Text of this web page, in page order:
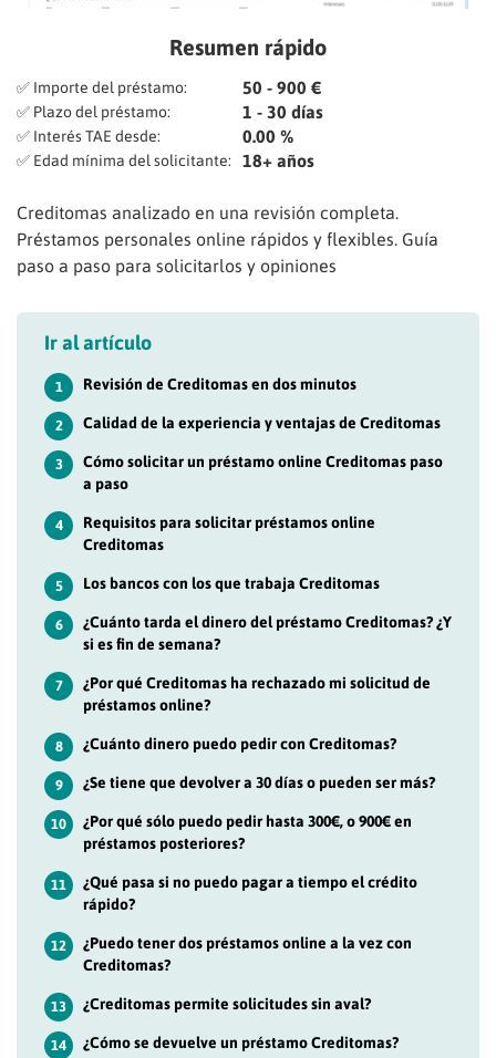
Resumen rápido
✅ Importe del préstamo: 50 - 900 €
✅ Plazo del préstamo: 1 - 30 días
✅ Interés TAE desde: 0.00 %
✅ Edad mínima del solicitante: 18+ años
Creditomas analizado en una revisión completa.
Préstamos personales online rápidos y flexibles. Guía
paso a paso para solicitarlos y opiniones
Ir al artículo
1 Revisión de Creditomas en dos minutos
2 Calidad de la experiencia y ventajas de Creditomas
3
Cómo solicitar un préstamo online Creditomas paso
a paso
4
Requisitos para solicitar préstamos online
Creditomas
5 Los bancos con los que trabaja Creditomas
6
¿Cuánto tarda el dinero del préstamo Creditomas? ¿Y
si es fin de semana?
7
¿Por qué Creditomas ha rechazado mi solicitud de
préstamos online?
8 ¿Cuánto dinero puedo pedir con Creditomas?
9 ¿Se tiene que devolver a 30 días o pueden ser más?
10
¿Por qué sólo puedo pedir hasta 300€, o 900€ en
préstamos posteriores?
11
¿Qué pasa si no puedo pagar a tiempo el crédito
rápido?
12
¿Puedo tener dos préstamos online a la vez con
Creditomas?
13 ¿Creditomas permite solicitudes sin aval?
14 ¿Cómo se devuelve un préstamo Creditomas?